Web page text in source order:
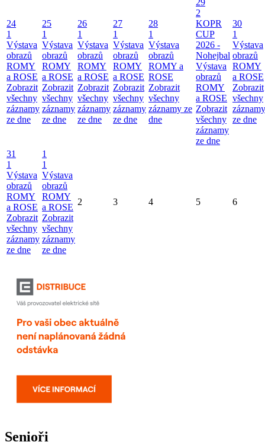
24
1
Výstava
obrazů
ROMY
a ROSE
Zobrazit
všechny
záznamy
ze dne
25
1
Výstava
obrazů
ROMY
a ROSE
Zobrazit
všechny
záznamy
ze dne
26
1
Výstava
obrazů
ROMY
a ROSE
Zobrazit
všechny
záznamy
ze dne
27
1
Výstava
obrazů
ROMY
a ROSE
Zobrazit
všechny
záznamy
ze dne
28
1
Výstava
obrazů
ROMY a
ROSE
Zobrazit
všechny
záznamy ze
dne
2
KOPR
CUP
2026 -
Nohejbal
Výstava
obrazů
ROMY
a ROSE
Zobrazit
všechny
záznamy
ze dne
30
1
Výstava
obrazů
ROMY
a ROSE
Zobrazit
všechny
záznamy
ze dne
31
1
Výstava
obrazů
ROMY
a ROSE
Zobrazit
všechny
záznamy
ze dne
1
1
Výstava
obrazů
ROMY
a ROSE
Zobrazit
všechny
záznamy
ze dne
2 3 4 5 6
Senioři